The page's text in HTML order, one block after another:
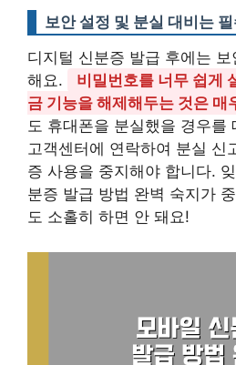
보안 설정 및 분실 대비는
디지털 신분증 발급 후에는
해요.
비밀번호를 너무 쉽게
금 기능을 해제해두는 것은 매
도 휴대폰을 분실했을 경우를
고객센터에 연락하여 분실 신
증 사용을 중지해야 합니다.
분증 발급 방법 완벽 숙지가
도 소홀히 하면 안 돼요!